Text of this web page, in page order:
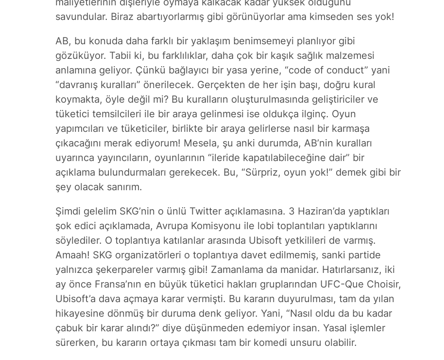
savundular. Biraz abartıyorlarmış gibi görünüyorlar ama kimseden ses yok!
AB, bu konuda daha farklı bir yaklaşım benimsemeyi planlıyor gibi
gözüküyor. Tabii ki, bu farklılıklar, daha çok bir kaşık sağlık malzemesi
anlamına geliyor. Çünkü bağlayıcı bir yasa yerine, “code of conduct” yani
“davranış kuralları” önerilecek. Gerçekten de her işin başı, doğru kural
koymakta, öyle değil mi? Bu kuralların oluşturulmasında geliştiriciler ve
tüketici temsilcileri ile bir araya gelinmesi ise oldukça ilginç. Oyun
yapımcıları ve tüketiciler, birlikte bir araya gelirlerse nasıl bir karmaşa
çıkacağını merak ediyorum! Mesela, şu anki durumda, AB’nin kuralları
uyarınca yayıncıların, oyunlarının “ileride kapatılabileceğine dair” bir
açıklama bulundurmaları gerekecek. Bu, “Sürpriz, oyun yok!” demek gibi bir
şey olacak sanırım.
Şimdi gelelim SKG’nin o ünlü Twitter açıklamasına. 3 Haziran’da yaptıkları
şok edici açıklamada, Avrupa Komisyonu ile lobi toplantıları yaptıklarını
söylediler. O toplantıya katılanlar arasında Ubisoft yetkilileri de varmış.
Amaah! SKG organizatörleri o toplantıya davet edilmemiş, sanki partide
yalnızca şekerpareler varmış gibi! Zamanlama da manidar. Hatırlarsanız, iki
ay önce Fransa’nın en büyük tüketici hakları gruplarından UFC-Que Choisir,
Ubisoft’a dava açmaya karar vermişti. Bu kararın duyurulması, tam da yılan
hikayesine dönmüş bir duruma denk geliyor. Yani, “Nasıl oldu da bu kadar
çabuk bir karar alındı?” diye düşünmeden edemiyor insan. Yasal işlemler
sürerken, bu kararın ortaya çıkması tam bir komedi unsuru olabilir.